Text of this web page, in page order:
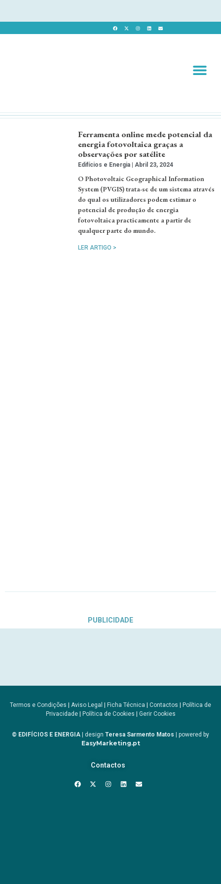
Ferramenta online mede potencial da
energia fotovoltaica graças a
observações por satélite
Edifícios e Energia Abril 23, 2024
O Photovoltaic Geographical Information
System (PVGIS) trata-se de um sistema através
do qual os utilizadores podem estimar o
potencial de produção de energia
fotovoltaica practicamente a partir de
qualquer parte do mundo.
LER ARTIGO >
PUBLICIDADE
Termos e Condições | Aviso Legal | Ficha Técnica | Contactos | Política de
Privacidade| Política de Cookies | Gerir Cookies
© EDIFÍCIOS E ENERGIA | design Teresa Sarmento Matos | powered by
EasyMarketing.pt
Contactos